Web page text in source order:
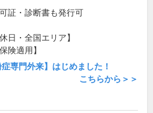
証・診断書も発行可
日・全国エリア】
険適用】
症専門外来】はじめました！
こちらから＞＞